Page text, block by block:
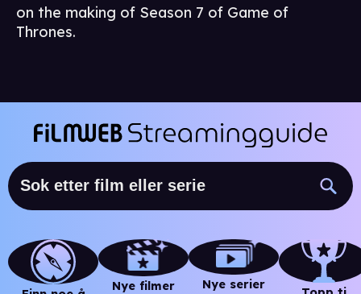
on the making of Season 7 of Game of
Thrones.
Nye filmer Nye serier